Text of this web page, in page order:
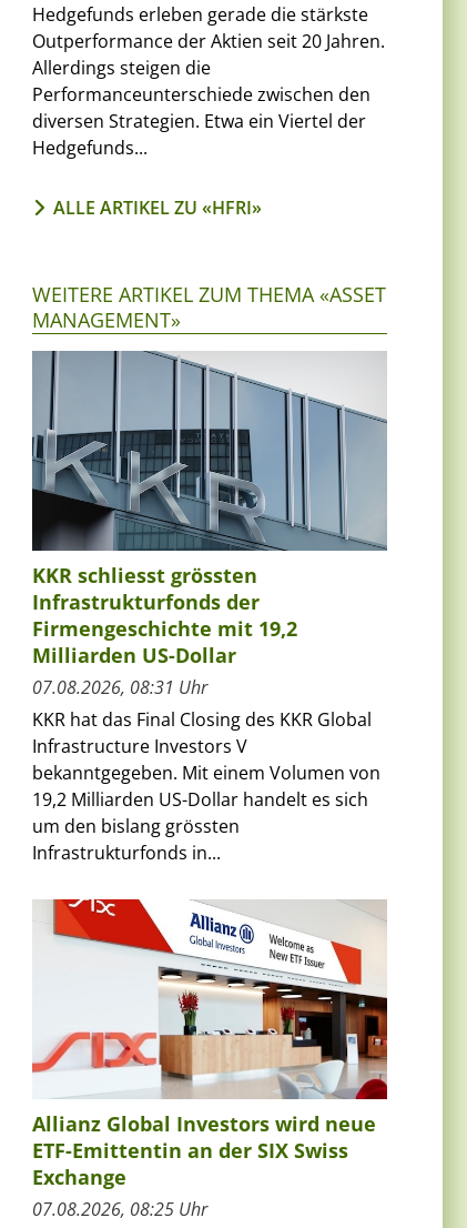
Hedgefunds erleben gerade die stärkste
Outperformance der Aktien seit 20 Jahren.
Allerdings steigen die
Performanceunterschiede zwischen den
diversen Strategien. Etwa ein Viertel der
Hedgefunds...
ALLE ARTIKEL ZU «HFRI»
WEITERE ARTIKEL ZUM THEMA «ASSET
MANAGEMENT»
KKR schliesst grössten
Infrastrukturfonds der
Firmengeschichte mit 19,2
Milliarden US-Dollar
07.08.2026, 08:31 Uhr
KKR hat das Final Closing des KKR Global
Infrastructure Investors V
bekanntgegeben. Mit einem Volumen von
19,2 Milliarden US-Dollar handelt es sich
um den bislang grössten
Infrastrukturfonds in...
Allianz Global Investors wird neue
ETF-Emittentin an der SIX Swiss
Exchange
07.08.2026, 08:25 Uhr